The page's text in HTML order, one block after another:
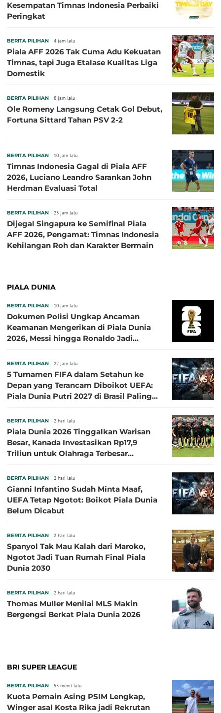
Kesempatan Timnas Indonesia Perbaiki
Peringkat
BERITA PILIHAN 4 jam lalu
Piala AFF 2026 Tak Cuma Adu Kekuatan
Timnas, tapi Juga Etalase Kualitas Liga
Domestik
BERITA PILIHAN 8 jam lalu
Ole Romeny Langsung Cetak Gol Debut,
Fortuna Sittard Tahan PSV 2-2
BERITA PILIHAN 10 jam lalu
Timnas Indonesia Gagal di Piala AFF
2026, Luciano Leandro Sarankan John
Herdman Evaluasi Total
BERITA PILIHAN 23 jam lalu
Dijegal Singapura ke Semifinal Piala
AFF 2026, Pengamat: Timnas Indonesia
Kehilangan Roh dan Karakter Bermain
PIALA DUNIA
BERITA PILIHAN 10 jam lalu
Dokumen Polisi Ungkap Ancaman
Keamanan Mengerikan di Piala Dunia
2026, Messi hingga Ronaldo Jadi
BERITA PILIHAN 22 jam lalu
5 Turnamen FIFA dalam Setahun ke
Depan yang Terancam Diboikot UEFA:
Piala Dunia Putri 2027 di Brasil Paling
BERITA PILIHAN 2 hari lalu
Piala Dunia 2026 Tinggalkan Warisan
Besar, Kanada Investasikan Rp17,9
Triliun untuk Olahraga Terbesar
BERITA PILIHAN 2 hari lalu
Gianni Infantino Sudah Minta Maaf,
UEFA Tetap Ngotot: Boikot Piala Dunia
Belum Dicabut
BERITA PILIHAN 2 hari lalu
Spanyol Tak Mau Kalah dari Maroko,
Ngotot Jadi Tuan Rumah Final Piala
Dunia 2030
BERITA PILIHAN 2 hari lalu
Thomas Muller Menilai MLS Makin
Bergengsi Berkat Piala Dunia 2026
BRI SUPER LEAGUE
BERITA PILIHAN 55 menit lalu
Kuota Pemain Asing PSIM Lengkap,
Winger asal Kosta Rika jadi Rekrutan